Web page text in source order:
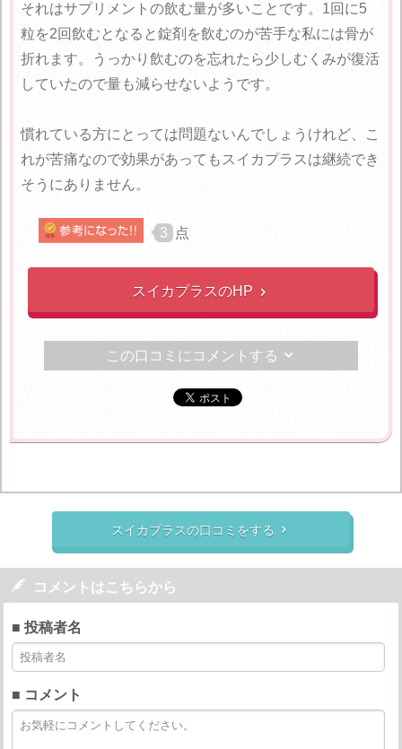
それはサプリメントの飲む量が多いことです。1回に5
粒を2回飲むとなると錠剤を飲むのが苦手な私には骨が
折れます。うっかり飲むのを忘れたら少しむくみが復活
していたので量も減らせないようです。
慣れている方にとっては問題ないんでしょうけれど、こ
れが苦痛なので効果があってもスイカプラスは継続でき
そうにありません。
3 点
スイカプラスのHP 
この口コミにコメントする 
スイカプラスの口コミをする 
 コメントはこちらから
■ 投稿者名
■ コメント